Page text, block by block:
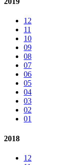
12
11
10
09
08
07
06
05
04
03
02
01
2018
12